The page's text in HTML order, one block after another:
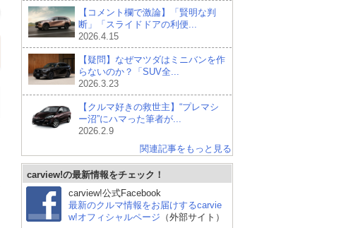
【コメント欄で激論】「賢明な判
断」「スライドドアの利便...
2026.4.15
【疑問】なぜマツダはミニバンを作
らないのか？「SUV全...
2026.3.23
【クルマ好きの救世主】“プレマシ
ー沼”にハマった筆者が...
2026.2.9
関連記事をもっと見る
carview!の最新情報をチェック！
carview!公式Facebook
最新のクルマ情報をお届けするcarvie
w!オフィシャルページ （外部サイト）